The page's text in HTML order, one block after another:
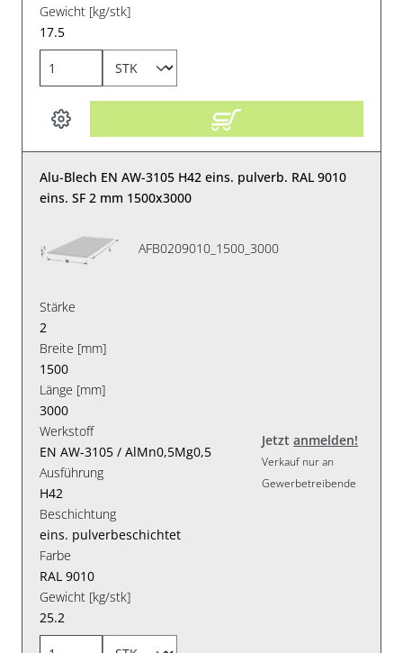
Gewicht [kg/stk]
17.5
Alu-Blech EN AW-3105 H42 eins. pulverb. RAL 9010
eins. SF 2 mm 1500x3000
AFB0209010_1500_3000
Stärke
2
Breite [mm]
1500
Länge [mm]
3000
Werkstoff
EN AW-3105 / AlMn0,5Mg0,5
Ausführung
H42
Beschichtung
eins. pulverbeschichtet
Farbe
RAL 9010
Gewicht [kg/stk]
25.2
Jetztanmelden!
Verkauf nur an
Gewerbetreibende